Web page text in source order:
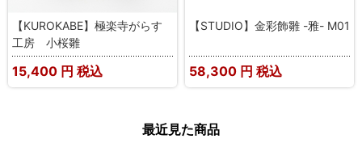
【KUROKABE】極楽寺がらす
工房 小桜雛
15,400 円 税込
【STUDIO】金彩飾雛 -雅- M01
58,300 円 税込
最近見た商品